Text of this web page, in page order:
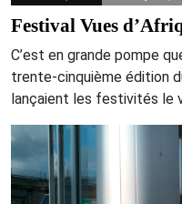
Festival Vues
C’est en grande pompe
trente-cinquième édition
lançaient les festivités le